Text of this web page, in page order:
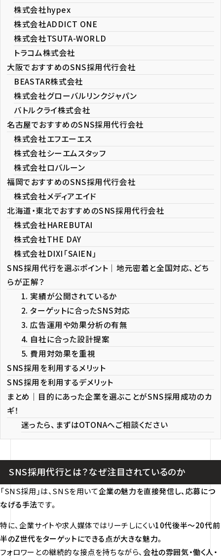
株式会社hypex
株式会社ADDICT ONE
株式会社TSUTA-WORLD
トラコム株式会社
大阪でおすすめのSNS採用代行会社
BEASTAR株式会社
株式会社グローバルリンクジャパン
バトルクライ株式会社
名古屋でおすすめのSNS採用代行会社
株式会社エフエーエス
株式会社シーエムスタッフ
株式会社ロバルーン
福岡でおすすめのSNS採用代行会社
株式会社メディアエイド
北海道・東北でおすすめのSNS採用代行会社
株式会社HAREBUTAI
株式会社THE DAY
株式会社DIXI「SAIEN」
SNS採用代行を選ぶポイント｜地元密着と全国対応、どち
らが正解？
1. 実績が公開されているか
2. ターゲットに合ったSNS対応
3. 広告運用や効果分析の有無
4. 自社に合った設計提案
5. 費用対効果を重視
SNS採用を利用するメリット
SNS採用を利用するデメリット
まとめ｜目的にあった企業を選ぶことがSNS採用成功のカ
ギ！
迷ったら、まずはOTONAへご相談ください
SNS採用代行とは？なぜ注目されているのか
「SNS採用」は、SNSを用いて企業の魅力を直接発信し、応募につ
なげる手法です。
特に、企業サイトや求人媒体ではリーチしにくい10代後半〜20代前
半のZ世代をターゲットにできる点が大きな魅力。
フォロワーとの継続的な接点を持ちながら、 会社の雰囲気・働く人・